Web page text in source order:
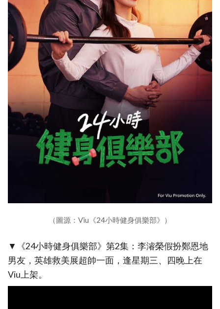
（圖源：Viu《24小時健身俱樂部》）
▼《24小時健身俱樂部》第2集：李濬榮假扮鄭恩地
男友，英雄救美展超帥一面，逢星期三、四晚上在
Viu上架。